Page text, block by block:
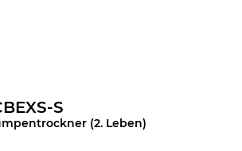
S
(2. Leben)